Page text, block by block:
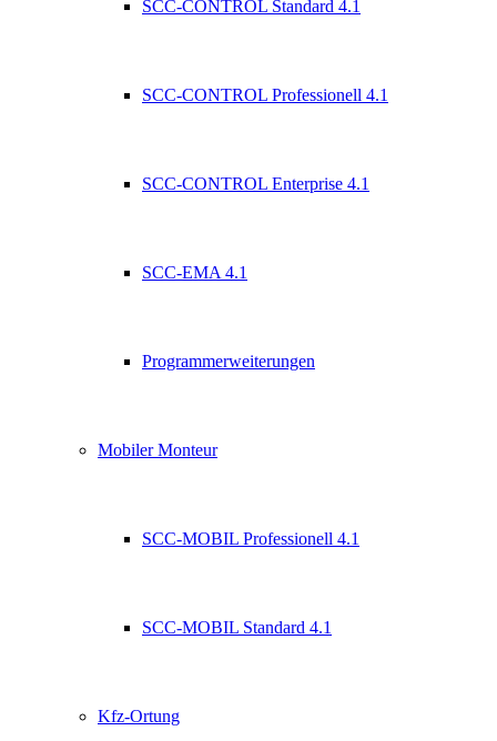
SCC-CONTROL Standard 4.1
SCC-CONTROL Professionell 4.1
SCC-CONTROL Enterprise 4.1
SCC-EMA 4.1
Programmerweiterungen
Mobiler Monteur
SCC-MOBIL Professionell 4.1
SCC-MOBIL Standard 4.1
Kfz-Ortung